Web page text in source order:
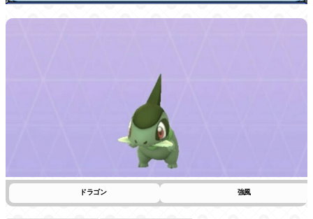
ドラゴン 強風